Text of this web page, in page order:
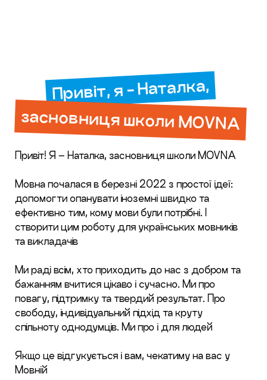
Привіт, я - Наталка,
засновниця школи MOVNA
Привіт! Я – Наталка, засновниця школи MOVNA
Мовна почалася в березні 2022 з простої ідеї:
допомогти опанувати іноземні швидко та
ефективно тим, кому мови були потрібні. І
створити цим роботу для українських мовників
та викладачів
Ми раді всім, хто приходить до нас з добром та
бажанням вчитися цікаво і сучасно. Ми про
повагу, підтримку та твердий результат. Про
свободу, індивідуальний підхід та круту
спільноту однодумців. Ми про і для людей
Якщо це відгукується і вам, чекатиму на вас у
Мовній